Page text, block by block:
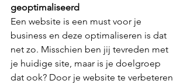
geoptimaliseerd
Een website is een must voor je
business en deze optimaliseren is dat
net zo. Misschien ben jij tevreden met
je huidige site, maar is je doelgroep
dat ook? Door je website te verbeteren